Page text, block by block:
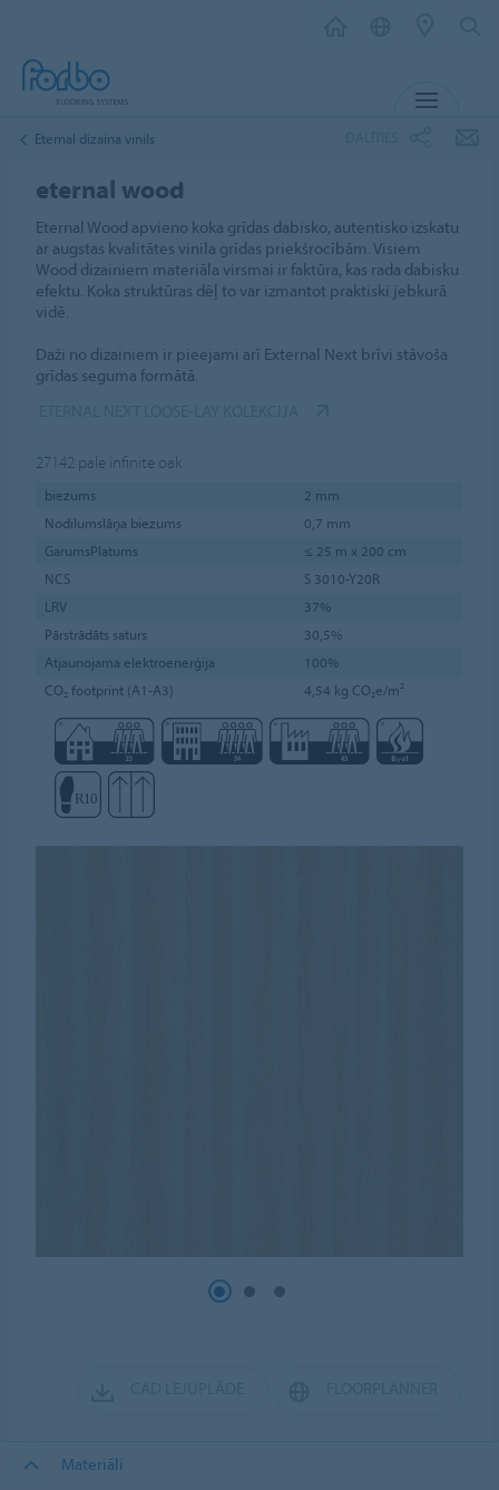
Eternal dizaina vinils
eternal wood
Eternal Wood apvieno koka grīdas dabisko, autentisko izskatu
ar augstas kvalitātes vinila grīdas priekšrocībām. Visiem
Wood dizainiem materiāla virsmai ir faktūra, kas rada dabisku
efektu. Koka struktūras dēļ to var izmantot praktiski jebkurā
vidē.
Daži no dizainiem ir pieejami arī External Next brīvi stāvoša
grīdas seguma formātā.
27142 pale infinite oak
biezums
2 mm
Nodilumslāņa biezums
0,7 mm
GarumsPlatums
≤ 25 m x 200 cm
NCS
S 3010-Y20R
LRV
37%
Pārstrādāts saturs
30,5%
Atjaunojama elektroenerģija
100%
CO₂ footprint (A1-A3)
4,54 kg CO₂e/m²
Materiāli